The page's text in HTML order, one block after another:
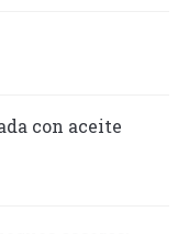
con aceite